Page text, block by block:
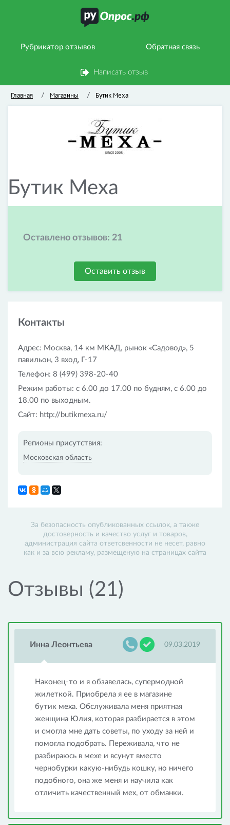
Рубрикатор отзывов Обратная связь
Написать отзыв
Главная / Магазины / Бутик Меха
Бутик Меха
Оставлено отзывов: 21
Оставить отзыв
Контакты
Адрес: Москва, 14 км МКАД, рынок «Садовод», 5
павильон, 3 вход, Г-17
Телефон: 8 (499) 398-20-40
Режим работы: с 6.00 до 17.00 по будням, с 6.00 до
18.00 по выходным.
Сайт: http://butikmexa.ru/
Регионы присутствия:
Московская область
За безопасность опубликованных ссылок, а также
достоверность и качество услуг и товаров,
администрация сайта ответсвенности не несет, равно
как и за всю рекламу, размещеную на страницах сайта
Отзывы (21)
Инна Леонтьева 09.03.2019
Наконец-то и я обзавелась, супермодной
жилеткой. Приобрела я ее в магазине
бутик меха. Обслуживала меня приятная
женщина Юлия, которая разбирается в этом
и смогла мне дать советы, по уходу за ней и
помогла подобрать. Переживала, что не
разбираюсь в мехе и всунут вместо
чернобурки какую-нибудь кошку, но ничего
подобного, она же меня и научила как
отличить качественный мех, от обманки.